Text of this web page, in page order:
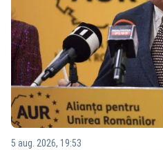
5 aug. 2026, 19:53